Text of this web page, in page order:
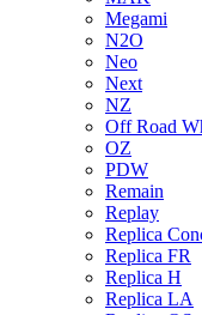
Megami
N2O
Neo
Next
NZ
Off Road
OZ
PDW
Remain
Replay
Replica
Replica FR
Replica H
Replica LA